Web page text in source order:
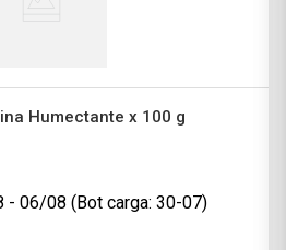
Humectante x 100 g
- 06/08 (Bot carga: 30-07)